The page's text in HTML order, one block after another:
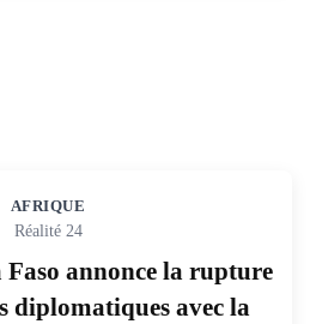
AFRIQUE
Réalité 24
annonce la rupture
diplomatiques avec la